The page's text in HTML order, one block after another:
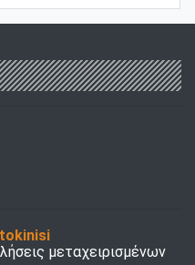
μεταχειρισμένων